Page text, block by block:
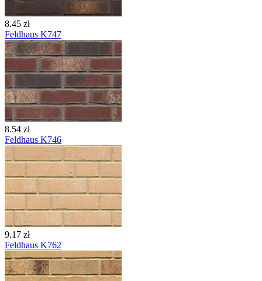
8.45 zł
Feldhaus K747
8.54 zł
Feldhaus K746
9.17 zł
Feldhaus K762